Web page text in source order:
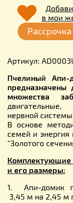
в мои
Артикул:
Пчелиный Апи-
предназначены
множества
нервной
В основе
семей и
"Золотого
и его размеры:
1. Апи-домик
3,45 м на 2,45 м